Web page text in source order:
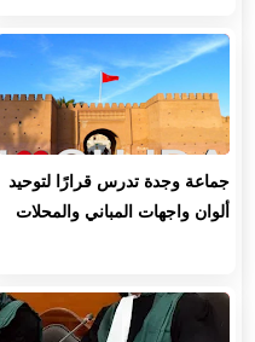
جماعة وجدة تدرس قرارًا لتوحيد
ألوان واجهات المباني والمحلات